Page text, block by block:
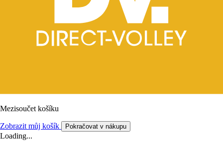
Mezisoučet košíku
Zobrazit můj košík Pokračovat v nákupu
Loading...